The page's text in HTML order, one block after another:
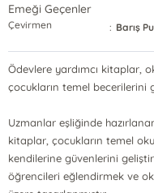
Emeği Geçenler
Çevirmen : Barış
Ödevlere yardımcı kitaplar,
çocukların temel becerilerini
Uzmanlar eşliğinde
kitaplar, çocukların temel
kendilerine güvenlerini
öğrencileri eğlendirmek ve